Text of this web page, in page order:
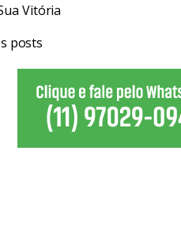
Vitória
posts